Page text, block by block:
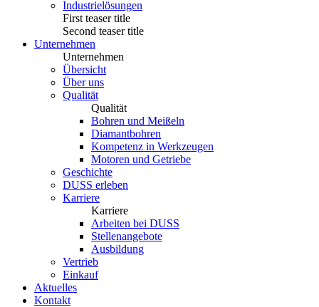
Industrielösungen
First teaser title
Second teaser title
Unternehmen
Unternehmen
Übersicht
Über uns
Qualität
Qualität
Bohren und Meißeln
Diamantbohren
Kompetenz in Werkzeugen
Motoren und Getriebe
Geschichte
DUSS erleben
Karriere
Karriere
Arbeiten bei DUSS
Stellenangebote
Ausbildung
Vertrieb
Einkauf
Aktuelles
Kontakt